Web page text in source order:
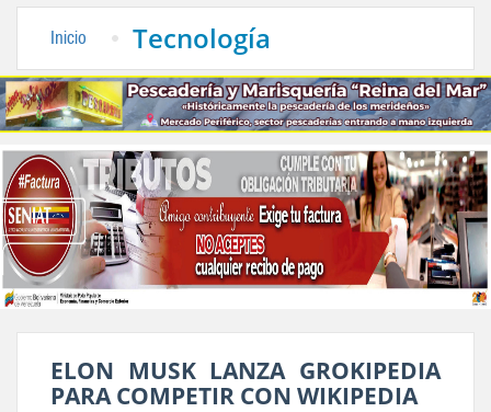
Inicio Tecnología
ELON MUSK LANZA GROKIPEDIA
PARA COMPETIR CON WIKIPEDIA